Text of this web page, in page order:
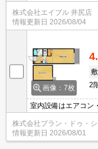
ーホン付き。
株式会社エイブル 井尻店
情報更新日 2026/08/04
画像：7枚
敷
2
室内設備はエアコン
す。収納はクロゼッ
るので、衣類や日用
ホン越しに来訪者を
くなります。2つの
株式会社プラン・ドゥ・
情報更新日 2026/08/01